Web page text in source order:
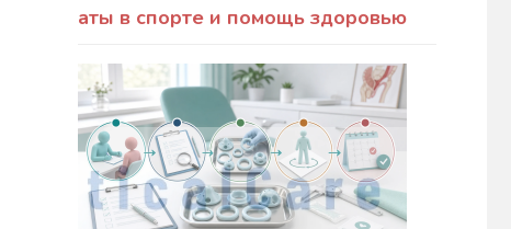
аты в спорте и помощь здоровью